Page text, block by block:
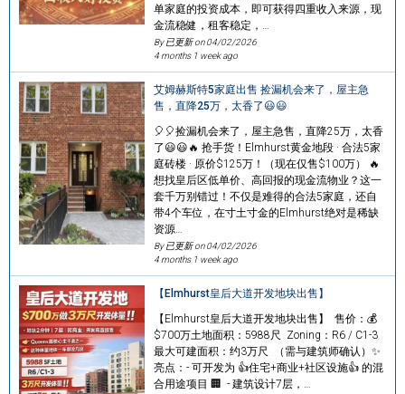
单家庭的投资成本，即可获得四重收入来源，现
金流稳健，租客稳定，…
By 已更新 on04/02/2026
4 months 1 week ago
艾姆赫斯特5家庭出售 捡漏机会来了，屋主急
售，直降25万，太香了😃😃
🎈🎈捡漏机会来了，屋主急售，直降25万，太香
了😃😃🔥 抢手货！Elmhurst黄金地段 · 合法5家
庭砖楼 · 原价$125万！（现在仅售$100万） 🔥
想找皇后区低单价、高回报的现金流物业？这一
套千万别错过！不仅是难得的合法5家庭，还自
带4个车位，在寸土寸金的Elmhurst绝对是稀缺
资源…
By 已更新 on04/02/2026
4 months 1 week ago
【Elmhurst皇后大道开发地块出售】
【Elmhurst皇后大道开发地块出售】 售价：💰
$700万土地面积：5988尺 Zoning：R6 / C1-3
最大可建面积：约3万尺 （需与建筑师确认）✨
亮点：- 可开发为 👍住宅+商业+社区设施👍 的混
合用途项目 🏢 - 建筑设计7层，…